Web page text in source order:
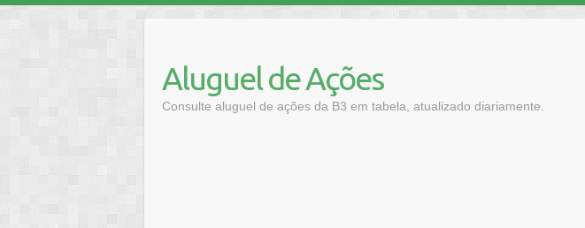
content
Aluguel de Ações
Consulte aluguel de ações da B3 em tabela, atualizado diariamente.